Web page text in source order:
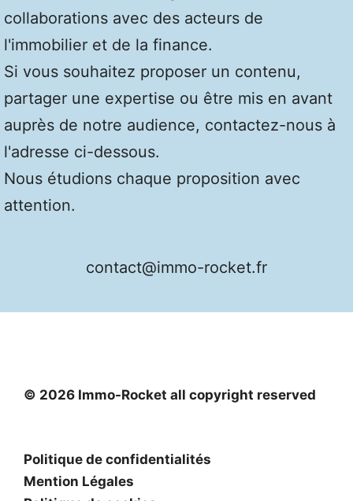
collaborations avec des acteurs de
l'immobilier et de la finance.
Si vous souhaitez proposer un contenu,
partager une expertise ou être mis en avant
auprès de notre audience, contactez-nous à
l'adresse ci-dessous.
Nous étudions chaque proposition avec
attention.
contact@immo-rocket.fr
© 2026 Immo-Rocket all copyright reserved
Politique de confidentialités
Mention Légales